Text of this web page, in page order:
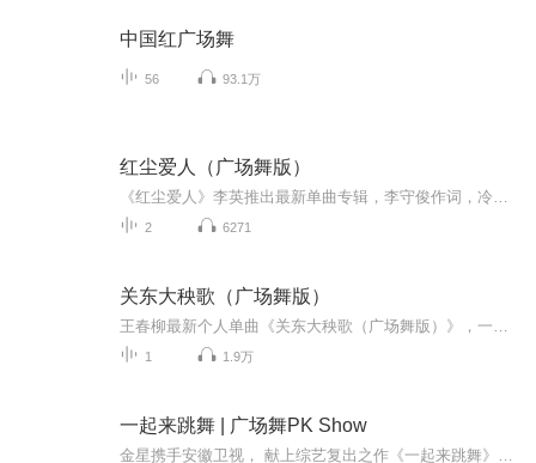
中国红广场舞
56 93.1万
红尘爱人（广场舞版）
2 6271
关东大秧歌（广场舞版）
1 1.9万
一起来跳舞 | 广场舞PK Show